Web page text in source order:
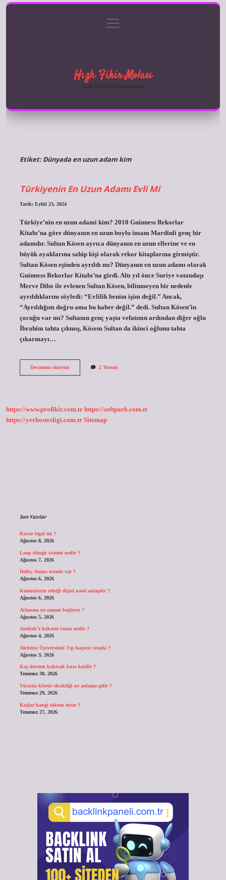
Gizlilik Politikası
menüyü
aç
Hızlı Fikir Molası
Anlık bilgilerle zihnini tazele!
Etiket:Dünyada en uzun adam kim
Türkiyenin En Uzun Adamı Evli Mi
Tarih: Eylül 23, 2024
Türkiye’nin en uzun adami kim? 2010 Guinness Rekorlar
Kitabı’na göre dünyanın en uzun boylu insanı Mardinli genç bir
adamdır. Sultan Kösen ayrıca dünyanın en uzun ellerine ve en
büyük ayaklarına sahip kişi olarak rekor kitaplarına girmiştir.
Sultan Kösen eşinden ayrıldı mı? Dünyanın en uzun adamı olarak
Guinness Rekorlar Kitabı’na girdi. Altı yıl önce Suriye vatandaşı
Merve Dibo ile evlenen Sultan Kösen, bilinmeyen bir nedenle
ayrıldıklarını söyledi: “Evlilik benim işim değil.” Ancak,
“Ayrıldığım doğru ama bu haber değil.” dedi. Sultan Kösen’in
çocuğu var mı? Sultanın genç yaşta vefatının ardından diğer oğlu
İbrahim tahta çıkmış, Kösem Sultan da ikinci oğlunu tahta
çıkarmayı…
Devamını okuyunTürkiyenin
2 Yorum
https://www.profikir.com.tr https://softpark.com.tr
https://yerhostesligi.com.tr Sitemap
Son Yazılar
Kuver legal mi ?
Ağustos 8, 2026
Loop döngü sistemi nedir ?
Ağustos 7, 2026
Dolby Atmos nerede var ?
Ağustos 6, 2026
Kumruların erkeği dişisi nasıl anlaşılır ?
Ağustos 6, 2026
Avlanma ne zaman başlıyor ?
Ağustos 5, 2026
Atatürk’e hakaret cezası nedir ?
Ağustos 4, 2026
Akdeniz Üniversitesi Tıp kaçıncı sırada ?
Ağustos 3, 2026
Kaç dersten kalırsak burs kesilir ?
Temmuz 30, 2026
Vücutta klorür eksikliği ne anlama gelir ?
Temmuz 29, 2026
Koçlar hangi takımı tutar ?
Temmuz 27, 2026